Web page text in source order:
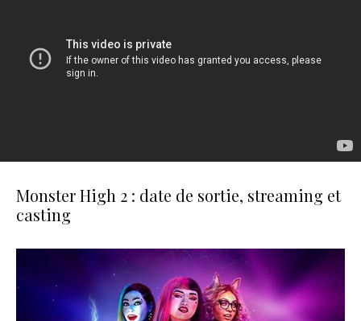
Monster High 2 : date de sortie, streaming et
casting